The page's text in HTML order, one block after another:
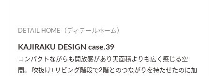
DETAIL HOME（ディテールホーム）
KAJIRAKU DESIGN case.39
コンパクトながらも開放感があり実面積よりも広く感じる空
間。 吹抜け+リビング階段で2階とのつながりを持たせたのに加